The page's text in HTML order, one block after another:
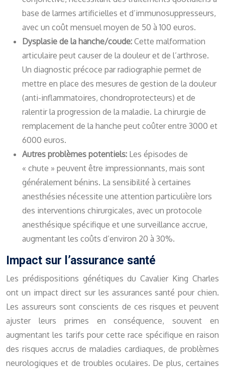
base de larmes artificielles et d’immunosuppresseurs,
avec un coût mensuel moyen de 50 à 100 euros.
Dysplasie de la hanche/coude: Cette malformation
articulaire peut causer de la douleur et de l’arthrose.
Un diagnostic précoce par radiographie permet de
mettre en place des mesures de gestion de la douleur
(anti-inflammatoires, chondroprotecteurs) et de
ralentir la progression de la maladie. La chirurgie de
remplacement de la hanche peut coûter entre 3000 et
6000 euros.
Autres problèmes potentiels: Les épisodes de
« chute » peuvent être impressionnants, mais sont
généralement bénins. La sensibilité à certaines
anesthésies nécessite une attention particulière lors
des interventions chirurgicales, avec un protocole
anesthésique spécifique et une surveillance accrue,
augmentant les coûts d’environ 20 à 30%.
Impact sur l’assurance santé
Les prédispositions génétiques du Cavalier King Charles
ont un impact direct sur les assurances santé pour chien.
Les assureurs sont conscients de ces risques et peuvent
ajuster leurs primes en conséquence, souvent en
augmentant les tarifs pour cette race spécifique en raison
des risques accrus de maladies cardiaques, de problèmes
neurologiques et de troubles oculaires. De plus, certaines